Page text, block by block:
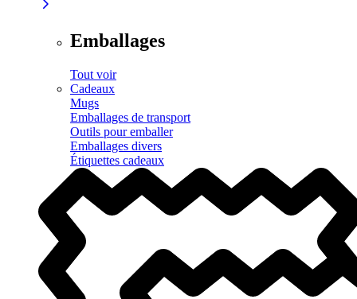
Emballages
Tout voir
Cadeaux
Mugs
Emballages de transport
Outils pour emballer
Emballages divers
Étiquettes cadeaux